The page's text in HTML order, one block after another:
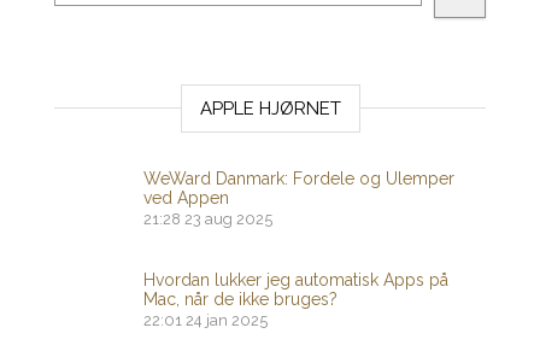
APPLE HJØRNET
WeWard Danmark: Fordele og Ulemper
ved Appen
21:28 23 aug 2025
Hvordan lukker jeg automatisk Apps på
Mac, når de ikke bruges?
22:01 24 jan 2025